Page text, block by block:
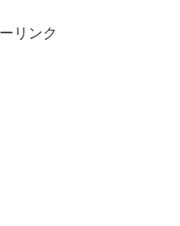
リンク